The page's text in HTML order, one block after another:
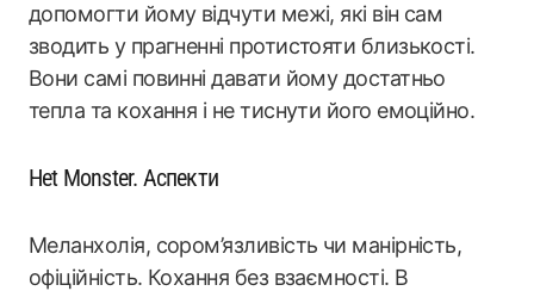
допомогти йому відчути межі, які він сам
зводить у прагненні протистояти близькості.
Вони самі повинні давати йому достатньо
тепла та кохання і не тиснути його емоційно.
Het Monster. Аспекти
Меланхолія, сором’язливість чи манірність,
офіційність. Кохання без взаємності. В